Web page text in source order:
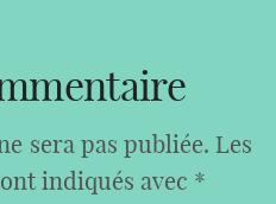
sera pas publiée. Les
indiqués avec *